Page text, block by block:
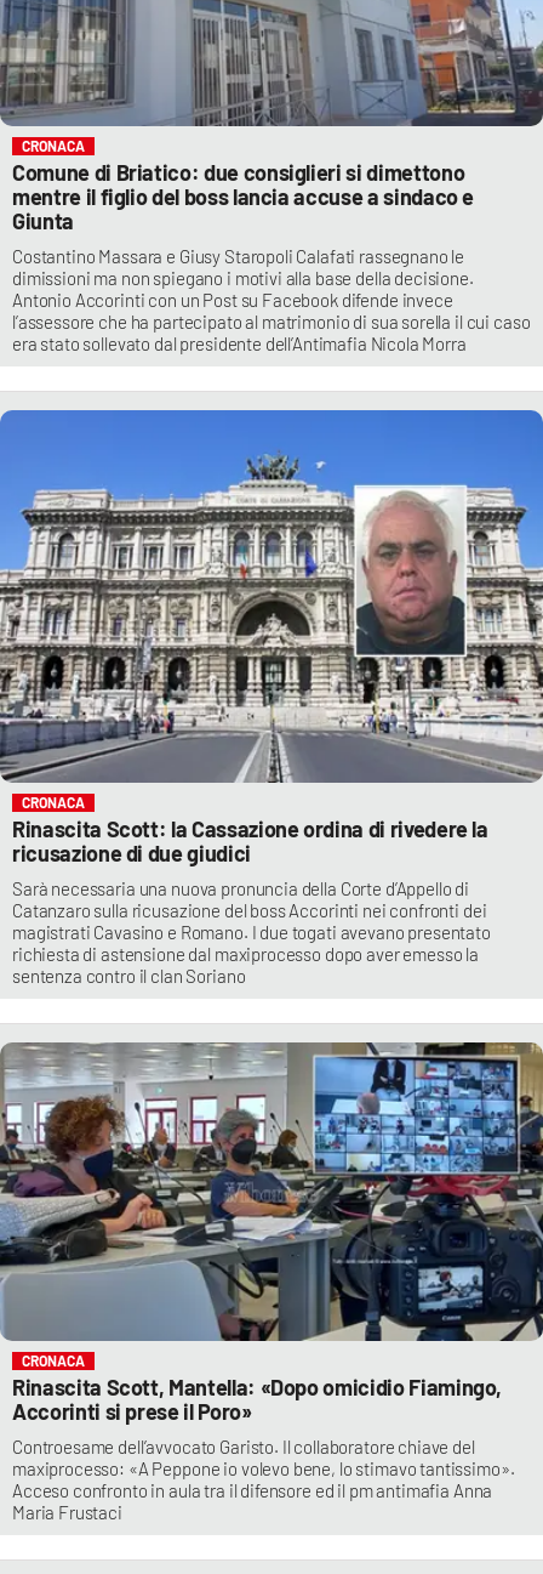
CRONACA
Comune di Briatico: due consiglieri si dimettono
mentre il figlio del boss lancia accuse a sindaco e
Giunta
Costantino Massara e Giusy Staropoli Calafati rassegnano le
dimissioni ma non spiegano i motivi alla base della decisione.
Antonio Accorinti con un Post su Facebook difende invece
l’assessore che ha partecipato al matrimonio di sua sorella il cui caso
era stato sollevato dal presidente dell’Antimafia Nicola Morra
CRONACA
Rinascita Scott: la Cassazione ordina di rivedere la
ricusazione di due giudici
Sarà necessaria una nuova pronuncia della Corte d’Appello di
Catanzaro sulla ricusazione del boss Accorinti nei confronti dei
magistrati Cavasino e Romano. I due togati avevano presentato
richiesta di astensione dal maxiprocesso dopo aver emesso la
sentenza contro il clan Soriano
CRONACA
Rinascita Scott, Mantella: «Dopo omicidio Fiamingo,
Accorinti si prese il Poro»
Controesame dell’avvocato Garisto. Il collaboratore chiave del
maxiprocesso: «A Peppone io volevo bene, lo stimavo tantissimo».
Acceso confronto in aula tra il difensore ed il pm antimafia Anna
Maria Frustaci